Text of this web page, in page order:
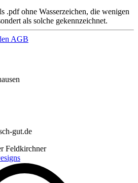
.pdf ohne Wasserzeichen, die wenigen
als solche gekennzeichnet.
AGB
gut.de
Feldkirchner